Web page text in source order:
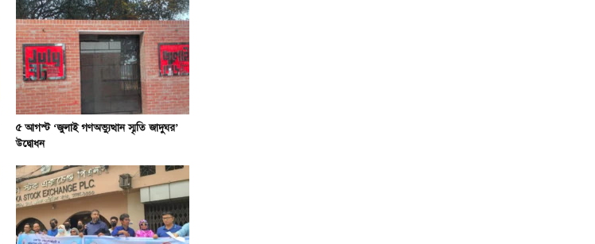
৫ আগস্ট ‘জুলাই গণঅভ্যুত্থান স্মৃতি জাদুঘর’
উদ্বোধন